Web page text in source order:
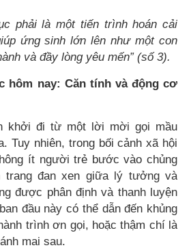
phải là một tiến trình hoán cải
ứng sinh lớn lên như một con
và đầy lòng yêu mến” (số 3).
hôm nay: Căn tính và động cơ
khởi đi từ một lời mời gọi mầu
Tuy nhiên, trong bối cảnh xã hội
ít người trẻ bước vào chủng
trang đan xen giữa lý tưởng và
được phân định và thanh luyện
đầu này có thể dẫn đến khủng
trình ơn gọi, hoặc thậm chí là
mai sau.